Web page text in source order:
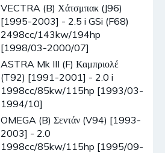
VECTRA (B) Χάτσμπακ (J96)
[1995-2003] - 2.5 i GSi (F68)
2498cc/143kw/194hp
[1998/03-2000/07]
ASTRA Mk III (F) Καμπριολέ
(T92) [1991-2001] - 2.0 i
1998cc/85kw/115hp [1993/03-
1994/10]
OMEGA (B) Σεντάν (V94) [1993-
2003] - 2.0
1998cc/85kw/115hp [1995/09-